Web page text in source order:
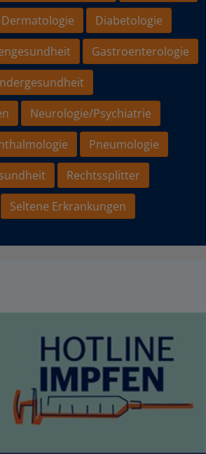
Dermatologie
Diabetologie
Gastroenterologie
Neurologie/Psychiatrie
Pneumologie
Rechtssplitter
Seltene Erkrankungen